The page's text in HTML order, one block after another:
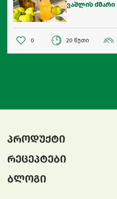
ვაშლის ძმარი
0 20 წუთი
პროდუქტი
რეცეპტები
ბლოგი